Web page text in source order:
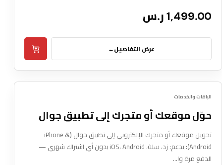
1,499.00 ر.س
عرض التفاصيل←
Box Pxl
DIGITAL SERVICE
الباقات والخدمات
حوّل موقعك أو متجرك إلى تطبيق جوال
تحويل موقعك أو متجرك الإلكتروني إلى تطبيق جوال (iPhone &
Android): يدعم: زد، سلة، iOS، Android بدون أي اشتراك شهري —
الدفع مرة وا…